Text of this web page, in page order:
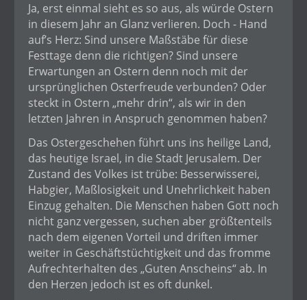
Ja, erst einmal sieht es so aus, als würde Ostern
in diesem Jahr an Glanz verlieren. Doch - Hand
auf’s Herz: Sind unsere Maßstäbe für diese
Festtage denn die richtigen? Sind unsere
Erwartungen an Ostern denn noch mit der
ursprünglichen Osterfreude verbunden? Oder
steckt in Ostern „mehr drin“, als wir in den
letzten Jahren in Anspruch genommen haben?
Das Ostergeschehen führt uns ins heilige Land,
das heutige Israel, in die Stadt Jerusalem. Der
Zustand des Volkes ist trübe: Besserwisserei,
Habgier, Maßlosigkeit und Unehrlichkeit haben
Einzug gehalten. Die Menschen haben Gott noch
nicht ganz vergessen, suchen aber größtenteils
nach dem eigenen Vorteil und driften immer
weiter in Geschäftstüchtigkeit und das fromme
Aufrechterhalten des „Guten Anscheins“ ab. In
den Herzen jedoch ist es oft dunkel.